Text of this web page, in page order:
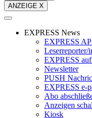
ANZEIGE X
EXPRESS News
EXPRESS
Leserreporter/
EXPRESS
Newsletter
PUSH
EXPRESS e-
Abo
Anzeigen
Kiosk